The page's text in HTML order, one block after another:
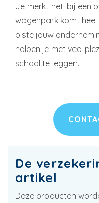
Je merkt het: bij een
wagenpark komt heel
piste jouw
helpen je met veel
schaal te leggen.
De
artikel
Deze producten